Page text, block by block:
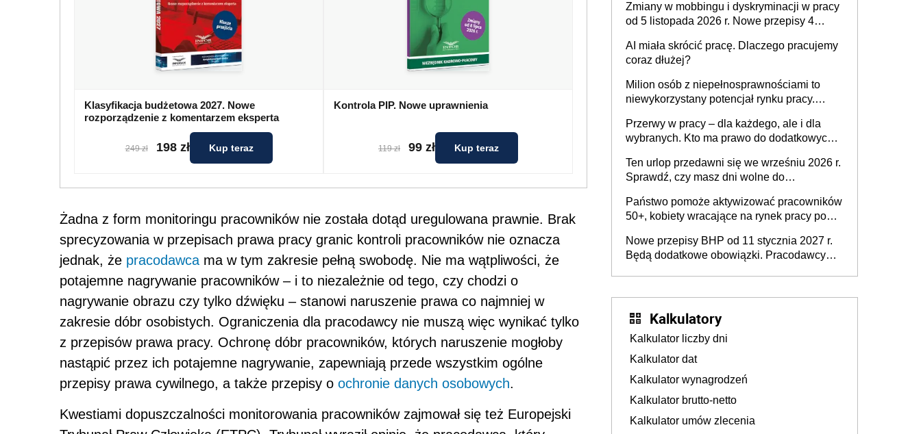
Klasyfikacja budżetowa 2027. Nowe
rozporządzenie z komentarzem eksperta
249 zł 198 zł Kup teraz
Kontrola PIP. Nowe uprawnienia
119 zł 99 zł Kup teraz
Żadna z form monitoringu pracowników nie została dotąd uregulowana prawnie. Brak
sprecyzowania w przepisach prawa pracy granic kontroli pracowników nie oznacza
jednak, że pracodawca ma w tym zakresie pełną swobodę. Nie ma wątpliwości, że
potajemne nagrywanie pracowników – i to niezależnie od tego, czy chodzi o
nagrywanie obrazu czy tylko dźwięku – stanowi naruszenie prawa co najmniej w
zakresie dóbr osobistych. Ograniczenia dla pracodawcy nie muszą więc wynikać tylko
z przepisów prawa pracy. Ochronę dóbr pracowników, których naruszenie mogłoby
nastąpić przez ich potajemne nagrywanie, zapewniają przede wszystkim ogólne
przepisy prawa cywilnego, a także przepisy o ochronie danych osobowych.
Kwestiami dopuszczalności monitorowania pracowników zajmował się też Europejski
Zmiany w mobbingu i dyskryminacji w pracy
od 5 listopada 2026 r. Nowe przepisy 4
Ustaw
AI miała skrócić pracę. Dlaczego pracujemy
coraz dłużej?
Milion osób z niepełnosprawnościami to
niewykorzystany potencjał rynku pracy.
dofinansowań czy refundacji, ale bariery po
stronie systemu i świadomości
pracodawców [WYWIAD]
Przerwy w pracy – dla każdego, ale i dla
wybranych. Kto ma prawo do dodatkowych
Ten urlop przedawni się we wrześniu 2026 r.
Sprawdź, czy masz dni wolne do
Państwo pomoże aktywizować pracowników
50+, kobiety wracające na rynek pracy po
osoby neuroatypowe. Powstanie Fundusz
na rzecz Inkluzywności w Zatrudnianiu?
Nowe przepisy BHP od 11 stycznia 2027 r.
Będą dodatkowe obowiązki. Pracodawcy
Kalkulatory
Kalkulator liczby dni
Kalkulator dat
Kalkulator wynagrodzeń
Kalkulator brutto-netto
Kalkulator umów zlecenia